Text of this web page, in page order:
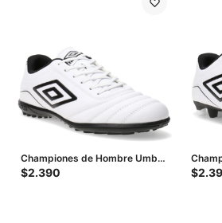
Championes de Hombre Umbro
Classico III TF - Blanco - Negro
$2.390 $